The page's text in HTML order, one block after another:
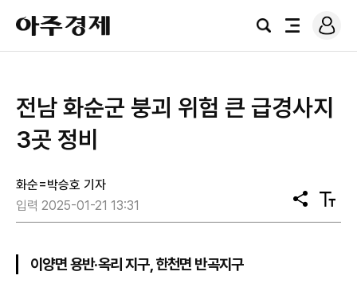
아
주
경
검
전
로
그
전남 화순군 붕괴 위험 큰 급경사지
3곳 정비
화순=박승호 기자
입력 2025-01-21 13:31
공
유
텍
스
이양면 용반·옥리 지구, 한천면 반곡지구